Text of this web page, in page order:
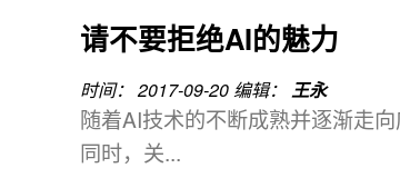
请不要拒绝AI的魅力
时间： 2017-09-20编辑： 王永
随着AI技术的不断成熟并逐渐走
同时，关...